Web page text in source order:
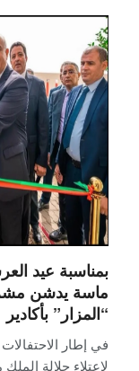
بمناسبة عيد
ماسة يدشن
“المزار” بأكادير
في إطار
لاعتلاء جلالة